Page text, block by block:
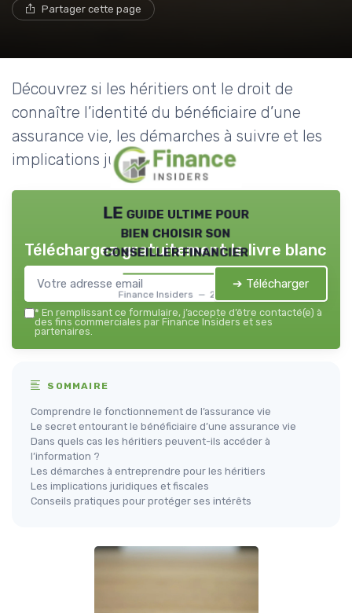
Partager cette page
Découvrez si les héritiers ont le droit de
connaître l’identité du bénéficiaire d’une
assurance vie, les démarches à suivre et les
implications juridiques.
LE guide ultime pour
bien choisir son
conseiller financier
Finance Insiders — 2026
Téléchargez gratuitement le livre blanc
➔ Télécharger
* En remplissant ce formulaire, j’accepte d’être contacté(e) à
des fins commerciales par Finance Insiders et ses
partenaires.
SOMMAIRE
Comprendre le fonctionnement de l’assurance vie
Le secret entourant le bénéficiaire d’une assurance vie
Dans quels cas les héritiers peuvent-ils accéder à
l’information ?
Les démarches à entreprendre pour les héritiers
Les implications juridiques et fiscales
Conseils pratiques pour protéger ses intérêts